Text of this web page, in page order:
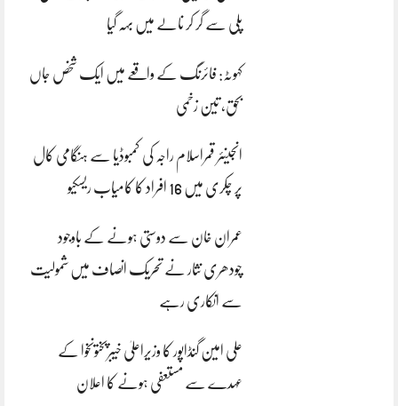
پلی سے گر کر نالے میں بہہ گیا
کہوٹہ: فائرنگ کے واقعے میں ایک شخص جاں
بحق، تین زخمی
انجینئر قمراسلام راجہ کی کمبوڈیا سے ہنگامی کال
پر چکری میں 16 افراد کا کامیاب ریسکیو
عمران خان سے دوستی ہونے کے باوجود
چودھری نثار نے تحریک انصاف میں شمولیت
سے انکاری رہے
علی امین گنڈاپور کا وزیراعلیٰ خیبرپختونخوا کے
عہدے سے مستعفی ہونے کا اعلان